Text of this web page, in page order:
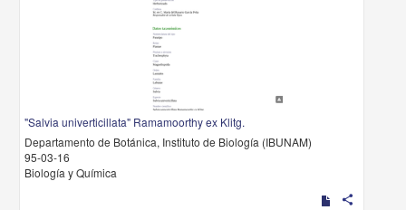
"Salvia univerticillata" Ramamoorthy ex Klitg.
Departamento de Botánica, Instituto de Biología (IBUNAM)
95-03-16
Biología y Química
share